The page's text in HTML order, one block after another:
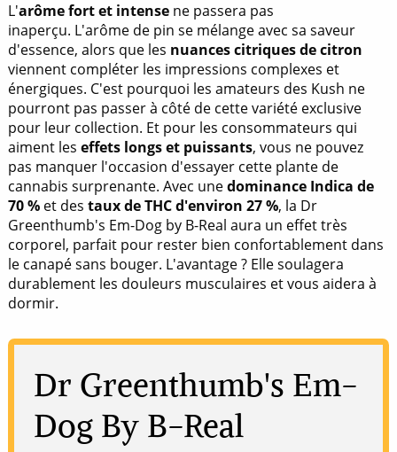
L'arôme fort et intensene passera pas
inaperçu. L'arôme de pin se mélange avec sa saveur
d'essence, alors que les nuances citriques de citron
viennent compléter les impressions complexes et
énergiques. C'est pourquoi les amateurs des Kush ne
pourront pas passer à côté de cette variété exclusive
pour leur collection. Et pour les consommateurs qui
aiment les effets longs et puissants, vous ne pouvez
pas manquer l'occasion d'essayer cette plante de
cannabis surprenante. Avec unedominance Indica de
70 %et des taux de THC d'environ 27 %, la Dr
Greenthumb's Em-Dog by B-Real aura un effet très
corporel, parfait pour rester bien confortablement dans
le canapé sans bouger. L'avantage ? Elle soulagera
durablement les douleurs musculaires et vous aidera à
dormir.
Dr Greenthumb's Em-
Dog By B-Real